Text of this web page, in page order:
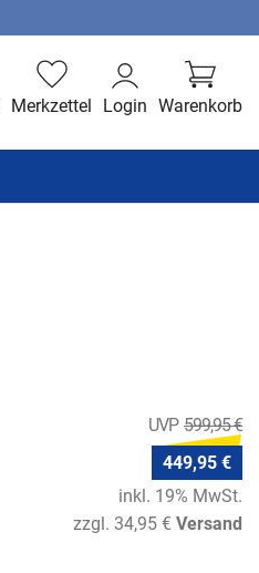
Warenkorb
Login
Merkzettel
599,95 €
449,95 €
inkl. 19% MwSt.
zzgl. 34,95 € Versand